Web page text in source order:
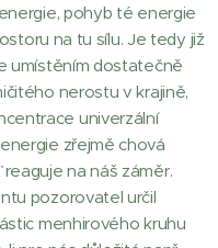
pohyb té energie
na tu sílu. Je tedy již
umístěním dostatečně
nerostu v krajině,
univerzální
zřejmě chová
na náš záměr.
pozorovatel určil
menhirového kruhu